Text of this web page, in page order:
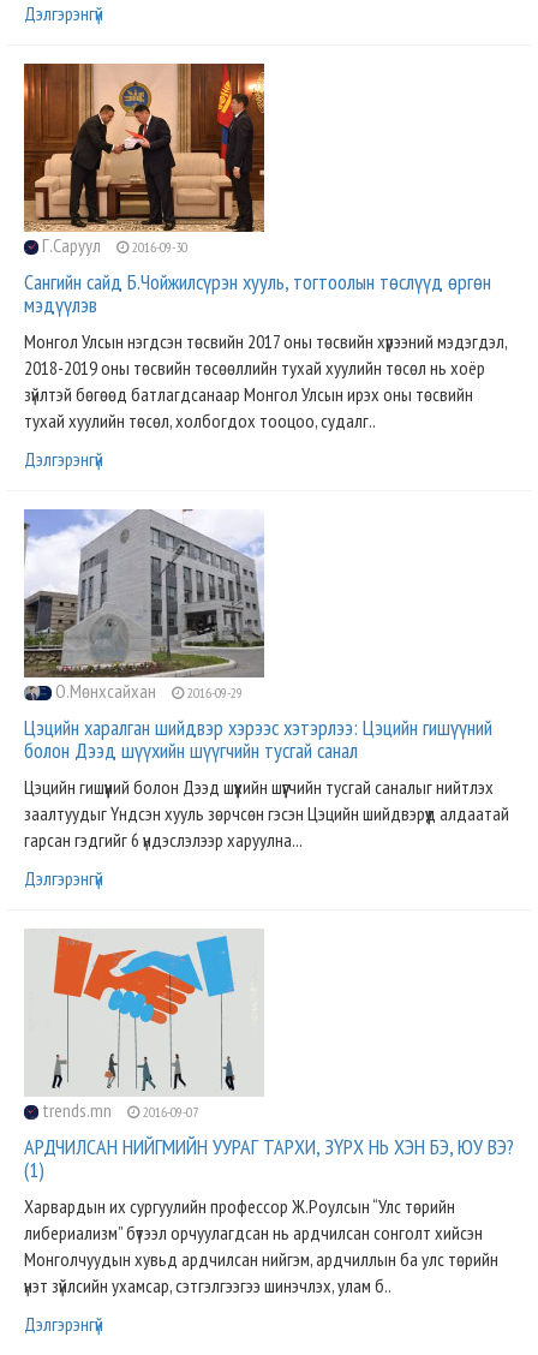
Дэлгэрэнгүй
Г.Саруул 2016-09-30
Сангийн сайд Б.Чойжилсүрэн хууль, тогтоолын төслүүд өргөн
мэдүүлэв
Монгол Улсын нэгдсэн төсвийн 2017 оны төсвийн хүрээний мэдэгдэл,
2018-2019 оны төсвийн төсөөллийн тухай хуулийн төсөл нь хоёр
зүйлтэй бөгөөд батлагдсанаар Монгол Улсын ирэх оны төсвийн
тухай хуулийн төсөл, холбогдох тооцоо, судалг..
Дэлгэрэнгүй
О.Мөнхсайхан 2016-09-29
Цэцийн харалган шийдвэр хэрээс хэтэрлээ: Цэцийн гишүүний
болон Дээд шүүхийн шүүгчийн тусгай санал
Цэцийн гишүүний болон Дээд шүүхийн шүүгчийн тусгай саналыг нийтлэх
заалтуудыг Үндсэн хууль зөрчсөн гэсэн Цэцийн шийдвэрүүд алдаатай
гарсан гэдгийг 6 үндэслэлээр харуулна...
Дэлгэрэнгүй
trends.mn 2016-09-07
АРДЧИЛСАН НИЙГМИЙН УУРАГ ТАРХИ, ЗҮРХ НЬ ХЭН БЭ, ЮУ ВЭ?
(1)
Харвардын их сургуулийн профессор Ж.Роулсын “Улс төрийн
либериализм” бүтээл орчуулагдсан нь ардчилсан сонголт хийсэн
Монголчуудын хувьд ардчилсан нийгэм, ардчиллын ба улс төрийн
үнэт зүйлсийн ухамсар, сэтгэлгээгээ шинэчлэх, улам б..
Дэлгэрэнгүй